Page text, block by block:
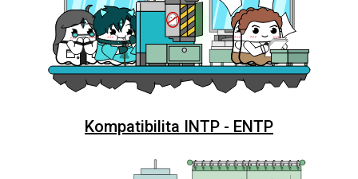
Kompatibilita INTP - ENTP